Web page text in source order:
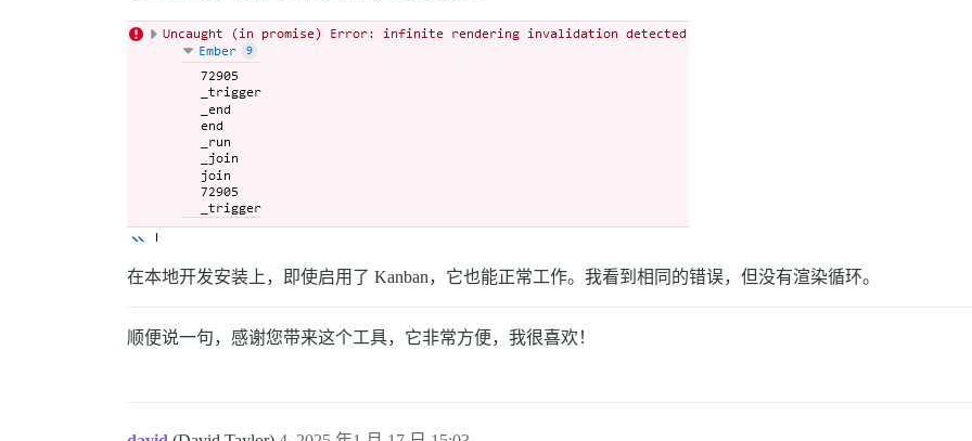
在本地开发安装上，即使启用了 Kanban，它也能正常工作。我看到相同的错误，但没有渲染循环。
顺便说一句，感谢您带来这个工具，它非常方便，我很喜欢！